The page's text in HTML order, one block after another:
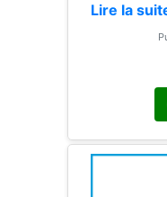
8 Les 10€ seront crédités sur votre c
ompte
n achat
Lire la